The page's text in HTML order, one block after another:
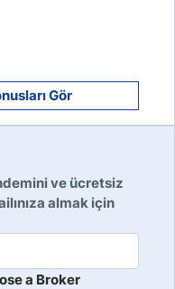
Gör
ve ücretsiz
almak için
a Broker